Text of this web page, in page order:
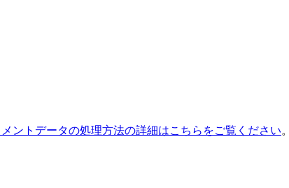
メントデータの処理方法の詳細はこちらをご覧ください。